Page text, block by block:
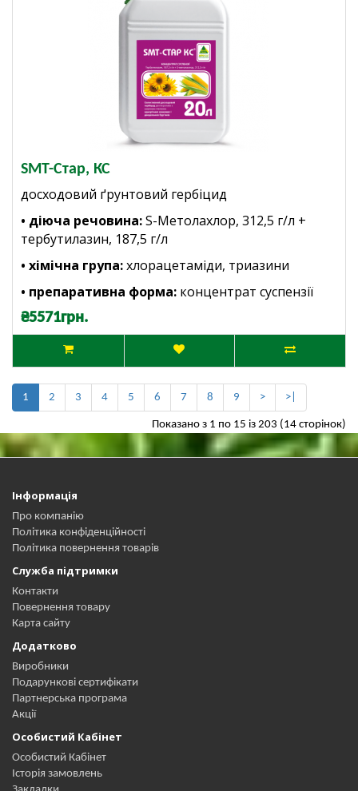
SMT-Стар, КС
досходовий ґрунтовий гербіцид
• діюча речовина:S-Метолахлор, 312,5 г/л +
тербутилазин, 187,5 г/л
• хімічна група:хлорацетаміди, триазини
• препаративна форма: концентрат суспензії
₴5571грн.
1 2 3 4 5 6 7 8 9 > >|
Показано з 1 по 15 із 203 (14 сторінок)
Інформація
Про компанію
Політика конфіденційності
Політика повернення товарів
Служба підтримки
Контакти
Повернення товару
Карта сайту
Додатково
Виробники
Подарункові сертифікати
Партнерська програма
Акції
Особистий Кабінет
Особистий Кабінет
Історія замовлень